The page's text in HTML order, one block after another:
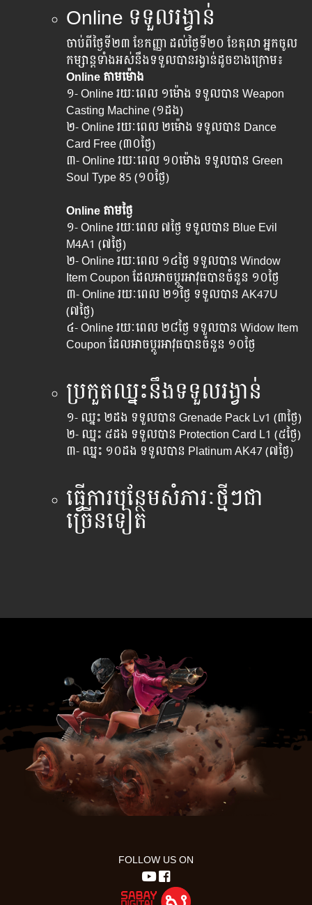
Online ទទួល​រង្វាន់
ចាប់ពីថ្ងៃទី២៣ ខែកញ្ញា ដល់​ថ្ងៃ​ទី២០ ខែតុលា ​អ្នក​ចូល​
កម្សាន្ត​ទាំងអស់​នឹង​ទទួល​បាន​រង្វាន់​ដូច​ខាង​ក្រោម៖
Online តាម​ម៉ោង
១- Online រយៈពេល​ ១ម៉ោង ទទួលបាន Weapon
Casting Machine (១ដង)
២- Online រយៈពេល​ ២ម៉ោង ទទួលបាន Dance
Card Free (៣០ថ្ងៃ)
៣- Online រយៈពេល​ ១០ម៉ោង ទទួលបាន Green
Soul Type 85 (១០ថ្ងៃ)
Online តាម​ថ្ងៃ
១- Online រយៈពេល​ ៧ថ្ងៃ ទទួលបាន Blue Evil
M4A1 (៧ថ្ងៃ)
២- Online រយៈពេល​ ១៤ថ្ងៃ ទទួលបាន Window
Item Coupon ដែល​អាច​ប្តូរ​អាវុធបាន​ចំនួន ១០ថ្ងៃ
៣- Online រយៈពេល​ ២១ថ្ងៃ ទទួលបាន AK47U​
(៧ថ្ងៃ)
៤- Online រយៈពេល​ ២៨ថ្ងៃ ទទួលបាន Widow Item
Coupon​ ដែល​អាច​ប្តូរ​អាវុធបាន​ចំនួន ១០ថ្ងៃ
ប្រកួតឈ្នះ​នឹងទទួលរង្វាន់
១- ឈ្នះ ២ដង ទទួលបាន Grenade Pack Lv1 (៣ថ្ងៃ)
២- ឈ្នះ ៥ដង ទទួលបាន Protection Card L1 (៥ថ្ងៃ)
៣- ឈ្នះ ១០ដង ទទួលបាន Platinum AK47 (៧ថ្ងៃ)
ធ្វើ​ការ​បន្ថែម​សំភារៈ​ថ្មីៗ​ជា​
ច្រើន​ទៀត
FOLLOW US ON